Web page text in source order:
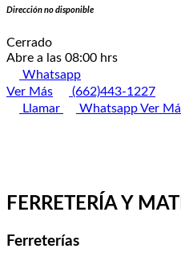
Dirección no disponible
Cerrado
Abre a las 08:00 hrs
Whatsapp
Ver Más
(662)443-1227
Llamar
WhatsappVer
FERRETERÍA Y
Ferreterías